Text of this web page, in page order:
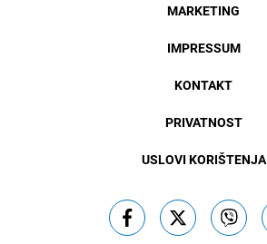
MARKETING
IMPRESSUM
KONTAKT
PRIVATNOST
USLOVI KORIŠTENJA